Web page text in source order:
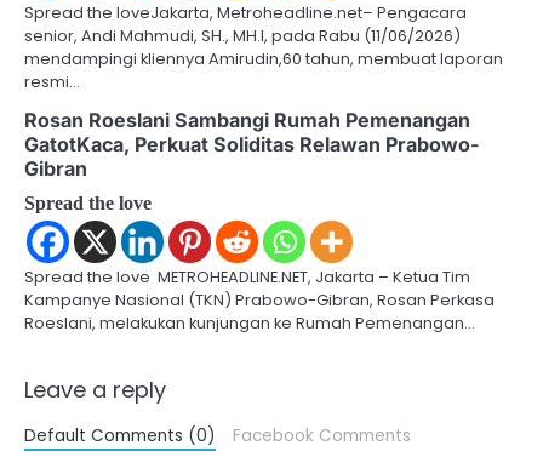
n
Spread the loveJakarta, Metroheadline.net– Pengacara
senior, Andi Mahmudi, SH., MH.I, pada Rabu (11/06/2026)
mendampingi kliennya Amirudin,60 tahun, membuat laporan
resmi…
Rosan Roeslani Sambangi Rumah Pemenangan
GatotKaca, Perkuat Soliditas Relawan Prabowo-
Gibran
Spread the love
Spread the love METROHEADLINE.NET, Jakarta – Ketua Tim
Kampanye Nasional (TKN) Prabowo-Gibran, Rosan Perkasa
Roeslani, melakukan kunjungan ke Rumah Pemenangan…
Leave a reply
Default Comments (0) Facebook Comments